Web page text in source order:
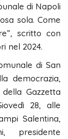
di Napoli
sola. Come
scritto con
nel 2024.
di San
democrazia,
Gazzetta
28, alle
Salentina,
presidente